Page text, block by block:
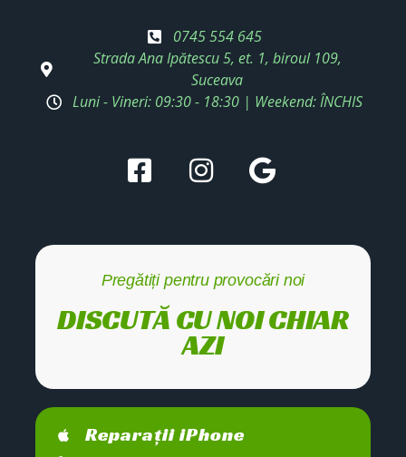
0745 554 645
Strada Ana Ipătescu 5, et. 1, biroul 109,
Suceava
Luni - Vineri: 09:30 - 18:30 | Weekend: ÎNCHIS
Pregătiți pentru provocări noi
DISCUTĂ CU NOI CHIAR
AZI
Reparații iPhone